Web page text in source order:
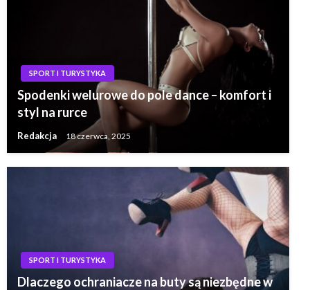
SPORT I TURYSTYKA
Spodenki welurowe do pole dance – komfort i
styl na rurce
Redakcja 18 czerwca, 2025
SPORT I TURYSTYKA
Dlaczego ochraniacze na buty są niezbędne w